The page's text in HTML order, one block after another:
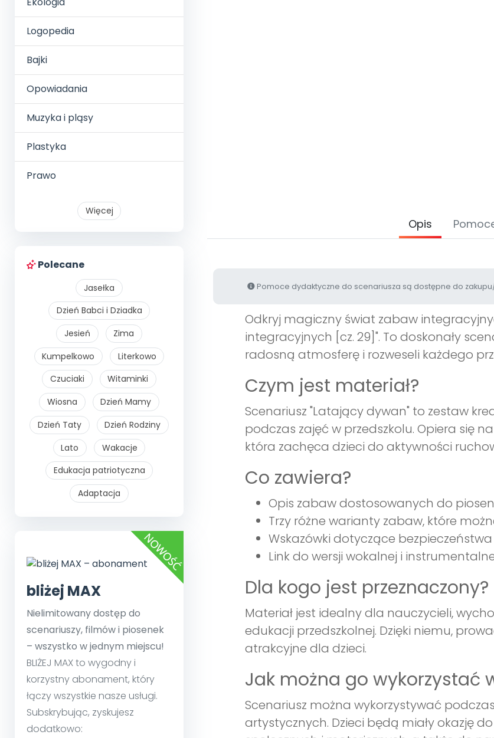
Logopedia
Bajki
Opowiadania
Muzyka i pląsy
Plastyka
Prawo
Więcej
Polecane
Jasełka
Dzień Babci i Dziadka
Jesień
Zima
Kumpelkowo
Literkowo
Czuciaki
Witaminki
Wiosna
Dzień Mamy
Dzień Taty
Dzień Rodziny
Lato
Wakacje
Edukacja patriotyczna
Adaptacja
bliżej MAX
Nielimitowany dostęp do
scenariuszy, filmów i piosenek
– wszystko w jednym miejscu!
BLIŻEJ MAX to wygodny i
korzystny abonament, który
łączy wszystkie nasze usługi.
Subskrybując, zyskujesz
dodatkowo:
Opis
Pomoce dydaktyczne do scenariusza są dostępne do
Odkryj magiczny świat zabaw
integracyjnych [cz. 29]". To doskonały
radosną atmosferę i rozweseli każdego
Czym jest materiał?
Scenariusz "Latający dywan" to zestaw
podczas zajęć w przedszkolu. Opiera się
która zachęca dzieci do aktywności
Co zawiera?
Opis zabaw dostosowanych do
Trzy różne warianty zabaw, które
Wskazówki dotyczące
Link do wersji wokalnej i
Dla kogo jest przeznaczony?
Materiał jest idealny dla nauczycieli,
edukacji przedszkolnej. Dzięki niemu,
atrakcyjne dla dzieci.
Jak można go wykorzystać
Scenariusz można wykorzystywać
artystycznych. Dzieci będą miały okazję